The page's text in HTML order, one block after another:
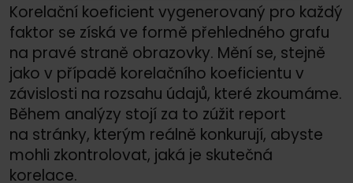
Korelační koeficient vygenerovaný pro každý
faktor se získá ve formě přehledného grafu
na pravé straně obrazovky. Mění se, stejně
jako v případě korelačního koeficientu v
závislosti na rozsahu údajů, které zkoumáme.
Během analýzy stojí za to zúžit report
na stránky, kterým reálně konkurují, abyste
mohli zkontrolovat, jaká je skutečná
korelace.